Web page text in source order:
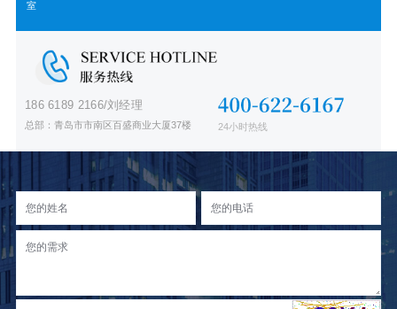
室
186 6189 2166/刘经理
总部：青岛市市南区百盛商业大厦37楼 24小时热线